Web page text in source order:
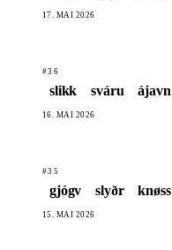
17. MAI 2026
#36
slikk sváru ájavn
16. MAI 2026
#35
gjógv slyðr knøss
15. MAI 2026